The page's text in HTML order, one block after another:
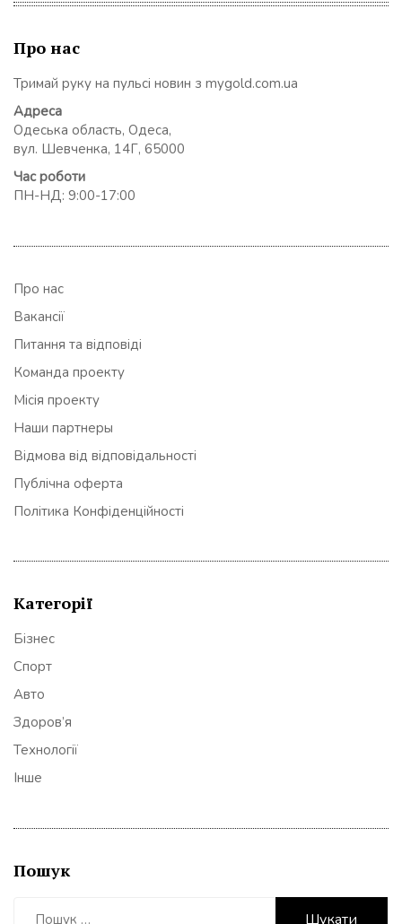
Про нас
Тримай руку на пульсі новин з mygold.com.ua
Адреса
Одеська область, Одеса,
вул. Шевченка, 14Г, 65000
Час роботи
ПН-НД: 9:00-17:00
Про нас
Вакансії
Питання та відповіді
Команда проекту
Місія проекту
Наши партнеры
Відмова від відповідальності
Публічна оферта
Політика Конфіденційності
Категорії
Бізнес
Спорт
Авто
Здоров’я
Технології
Інше
Пошук